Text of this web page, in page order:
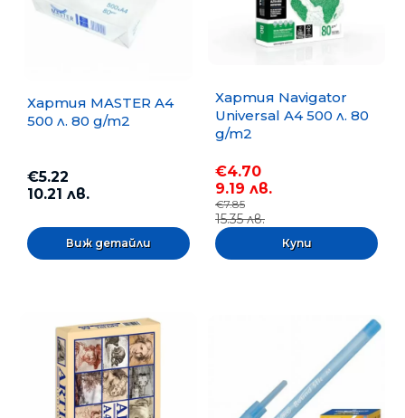
Хартия MASTER A4
500 л. 80 g/m2
€5.22
10.21 лв.
Виж детайли
Хартия Navigator
Universal A4 500 л. 80
g/m2
€4.70
9.19 лв.
€7.85
15.35 лв.